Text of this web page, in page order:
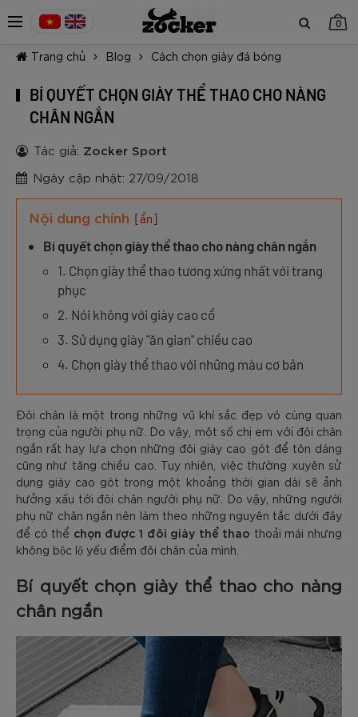
0
Trang chủ Blog Cách chọn giày đá bóng
BÍ QUYẾT CHỌN GIÀY THỂ THAO CHO NÀNG
CHÂN NGẮN
Tác giả: Zocker Sport
Ngày cập nhật: 27/09/2018
Nội dung chính [ẩn]
Bí quyết chọn giày thể thao cho nàng chân ngắn
1. Chọn giày thể thao tương xứng nhất với trang
phục
2. Nói không với giày cao cổ
3. Sử dụng giày "ăn gian" chiều cao
4. Chọn giày thể thao với những màu cơ bản
Đôi chân là một trong những vũ khí sắc đẹp vô cùng quan
trọng của người phụ nữ. Do vậy, một số chị em với đôi chân
ngắn rất hay lựa chọn những đôi giày cao gót để tôn dáng
cũng như tăng chiều cao. Tuy nhiên, việc thường xuyên sử
dụng giày cao gót trong một khoảng thời gian dài sẽ ảnh
hưởng xấu tới đôi chân người phụ nữ. Do vậy, những người
phụ nữ chân ngắn nên làm theo những nguyên tắc dưới đây
để có thể chọn được 1 đôi giày thể thao thoải mái nhưng
không bộc lộ yếu điểm đôi chân của mình.
Bí quyết chọn giày thể thao cho nàng
chân ngắn